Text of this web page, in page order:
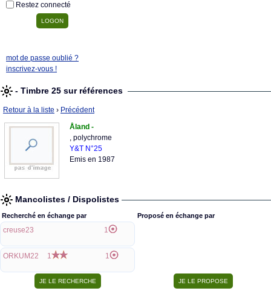
Restez connecté
mot de passe oublié ?
inscrivez-vous !
- Timbre 25 sur références
Retour à la liste › Précédent
Åland -
, polychrome
Y&T N°25
Emis en 1987
Mancolistes / Dispolistes
Recherché en échange par
creuse23 1
ORKUM22 1 1
Proposé en échange par